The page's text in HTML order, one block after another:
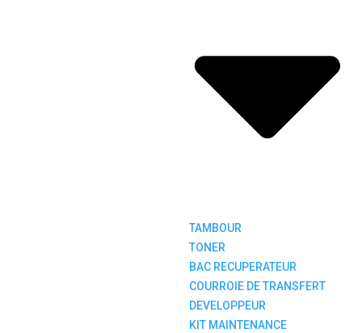
TAMBOUR
TONER
BAC RECUPERATEUR
COURROIE DE TRANSFERT
DEVELOPPEUR
KIT MAINTENANCE